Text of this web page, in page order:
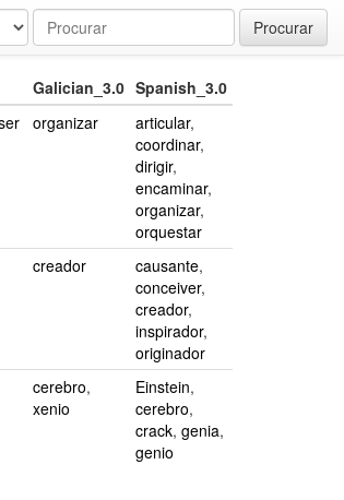
Procurar
Galician_3.0 Spanish_3.0
organizar articular,
coordinar,
dirigir,
encaminar,
organizar,
orquestar
creador causante,
conceiver,
creador,
inspirador,
originador
cerebro,
xenio
Einstein,
cerebro,
crack, genia,
genio